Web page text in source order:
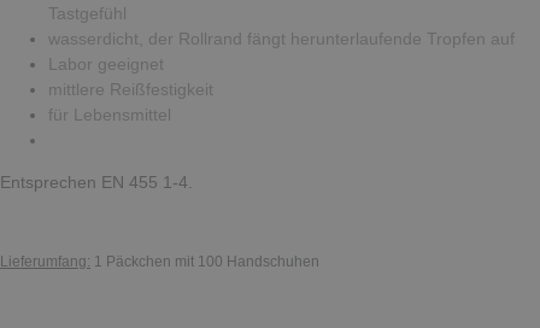
Tastgefühl
wasserdicht, der Rollrand fängt herunterlaufende Tropfen auf
Labor geeignet
mittlere Reißfestigkeit
für Lebensmittel
Entsprechen EN 455 1-4.
Lieferumfang: 1 Päckchen mit 100 Handschuhen